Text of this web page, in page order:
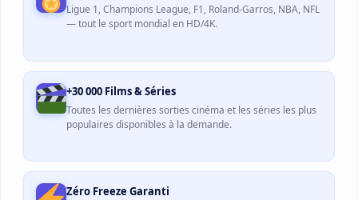
Ligue 1, Champions League, F1, Roland-Garros, NBA, NFL
— tout le sport mondial en HD/4K.
+30 000 Films & Séries
Toutes les dernières sorties cinéma et les séries les plus
populaires disponibles à la demande.
Zéro Freeze Garanti